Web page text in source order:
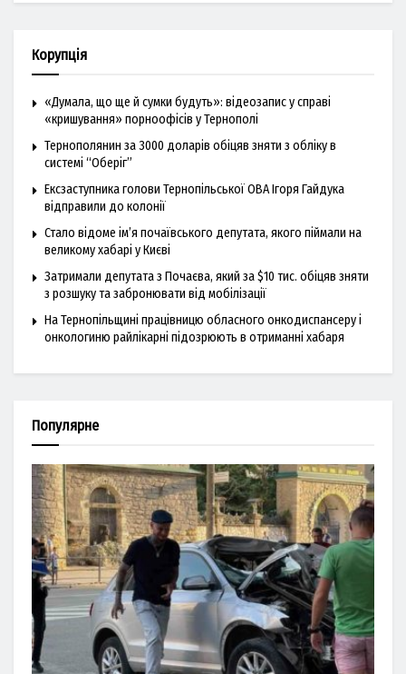
Корупція
«Думала, що ще й сумки будуть»: відеозапис у справі
«кришування» порноофісів у Тернополі
Тернополянин за 3000 доларів обіцяв зняти з обліку в
системі “Оберіг”
Ексзаступника голови Тернопільської ОВА Ігоря Гайдука
відправили до колонії
Стало відоме ім’я почаївського депутата, якого піймали на
великому хабарі у Києві
Затримали депутата з Почаєва, який за $10 тис. обіцяв зняти
з розшуку та забронювати від мобілізації
На Тернопільщині працівницю обласного онкодиспансеру і
онкологиню райлікарні підозрюють в отриманні хабаря
Популярне